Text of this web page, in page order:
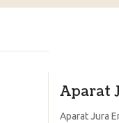
Aparat
Aparat Jura